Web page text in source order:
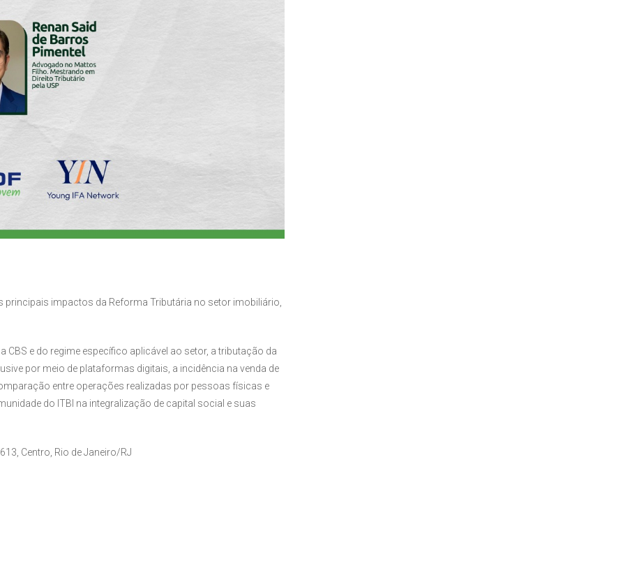
impactos da Reforma Tributária no setor imobiliário,
e do regime específico aplicável ao setor, a tributação da
por meio de plataformas digitais, a incidência na venda de
entre operações realizadas por pessoas físicas e
do ITBI na integralização de capital social e suas
Centro, Rio de Janeiro/RJ